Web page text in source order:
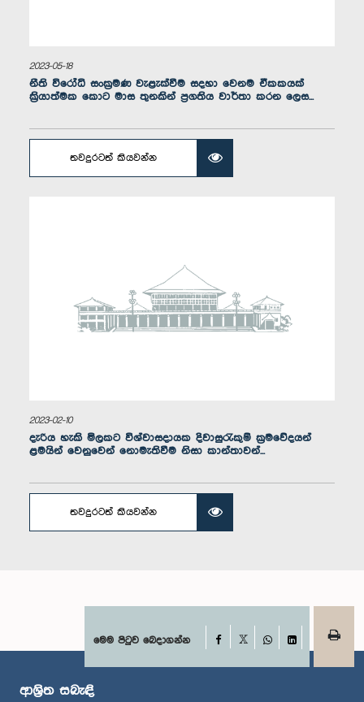
ගරු නීතිඥ තලතා අතුකෝරල මහත්මිය, පා.ම.
සාමාජික
ගරු ඉරාන් වික්‍රමරත්න මහතා, පා.ම.
සාමාජික
ගරු ජේ.සී. අලවතුවල මහතා, පා.ම.
2023-05-18
නීති විරෝධි සංක්‍රමණ වැළැක්වීම සදහා වෙනම ඒකකයක්
ක්‍රියාත්මක කොට මාස තුනකින් ප්‍රගතිය වාර්තා කරන ලෙස...
තවදුරටත් කියවන්න
2023-02-10
දැරිය හැකි මිලකට විශ්වාසදායක දිවාසුරැකුම් ක්‍රමවේදයන්
ළමයින් වෙනුවෙන් නොමැතිවීම නිසා කාන්තාවන්...
තවදුරටත් කියවන්න
මෙම පිටුව බෙදාගන්න Facebook
WhatsApp
LinkedIn
ආශ්‍රිත සබැඳි